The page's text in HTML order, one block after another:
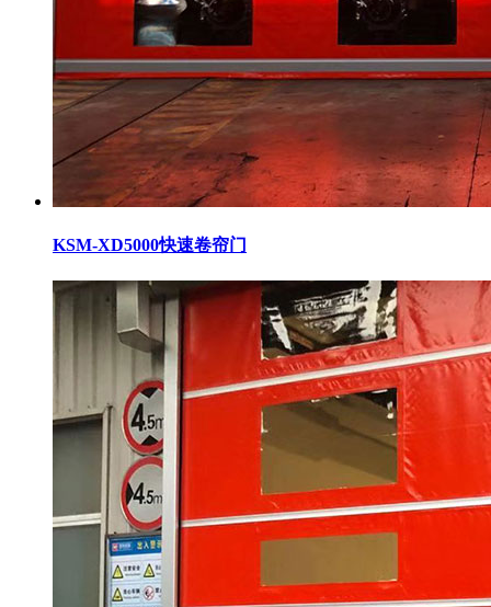
KSM-XD5000快速卷帘门